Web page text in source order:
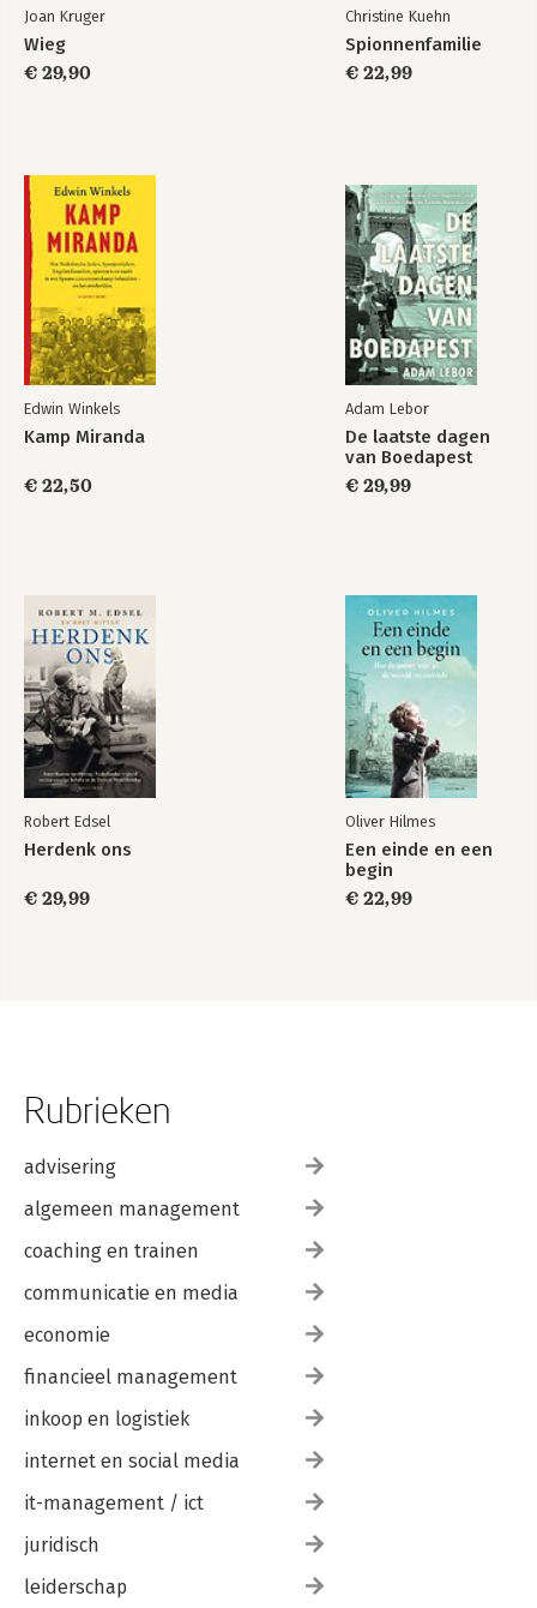
Joan Kruger
Wieg
€ 29,90
Christine Kuehn
Spionnenfamilie
€ 22,99
Edwin Winkels
Kamp Miranda
€ 22,50
Adam Lebor
De laatste dagen
van Boedapest
€ 29,99
Robert Edsel
Herdenk ons
€ 29,99
Oliver Hilmes
Een einde en een
begin
€ 22,99
Rubrieken
advisering
algemeen management
coaching en trainen
communicatie en media
economie
financieel management
inkoop en logistiek
internet en social media
it-management / ict
juridisch
leiderschap